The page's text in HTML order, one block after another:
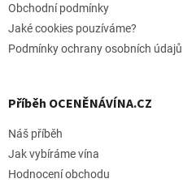
Obchodní podmínky
Jaké cookies pouzíváme?
Podmínky ochrany osobních údajů
Příběh OCENĚNÁVÍNA.CZ
Náš příběh
Jak vybíráme vína
Hodnocení obchodu